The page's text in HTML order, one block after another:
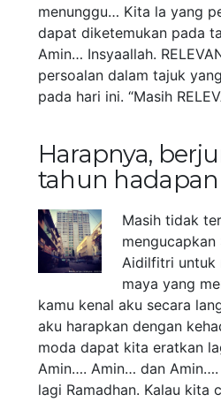
menunggu… Kita la yang
dapat diketemukan pada
Amin… Insyaallah.
persoalan dalam tajuk
pada hari ini. “Masih
Harapnya,
tahun hadapan
Masih tidak
mengucapkan
Aidilfitri untuk
maya yang
kamu kenal aku secara
aku harapkan dengan
moda dapat kita eratkan
Amin…. Amin… dan Amin….
lagi Ramadhan. Kalau kita